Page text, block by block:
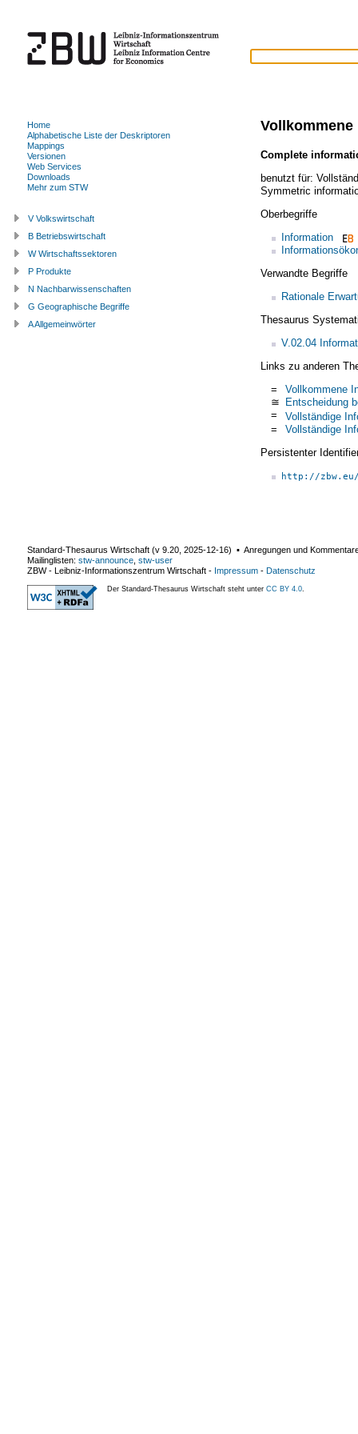
Complete
benutzt für:
Symmetric
Oberbegriffe
Information
Verwandte Begriffe
Rationale
Thesaurus
V.02.04
Links zu anderen
=
Vollkommene
≅ Entscheidung
=
Vollständige
=
Vollständige
Persistenter
http://
Home
Alphabetische Liste der Deskriptoren
Mappings
Versionen
Web Services
Downloads
Mehr zum STW
V Volkswirtschaft
B Betriebswirtschaft
W Wirtschaftssektoren
P Produkte
N Nachbarwissenschaften
G Geographische Begriffe
A Allgemeinwörter
Standard-Thesaurus Wirtschaft (v 9.20 2025-12-16) ▪ Anregungen und
Mailinglisten: stw-announce stw-user
ZBW - Leibniz-Informationszentrum Wirtschaft - Impressum - Datenschutz
Der Standard-Thesaurus Wirtschaft steht unter CC BY 4.0